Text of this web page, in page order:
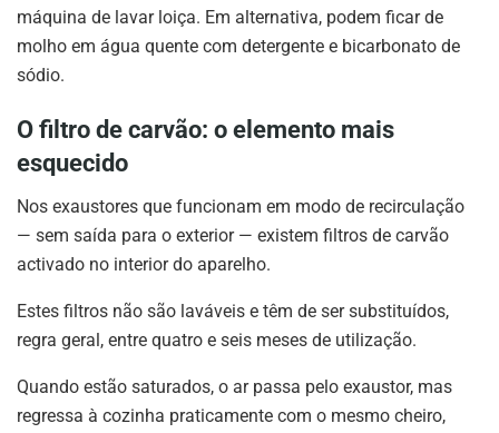
máquina de lavar loiça. Em alternativa, podem ficar de
molho em água quente com detergente e bicarbonato de
sódio.
O filtro de carvão: o elemento mais
esquecido
Nos exaustores que funcionam em modo de recirculação
— sem saída para o exterior — existem filtros de carvão
activado no interior do aparelho.
Estes filtros não são laváveis e têm de ser substituídos,
regra geral, entre quatro e seis meses de utilização.
Quando estão saturados, o ar passa pelo exaustor, mas
regressa à cozinha praticamente com o mesmo cheiro,